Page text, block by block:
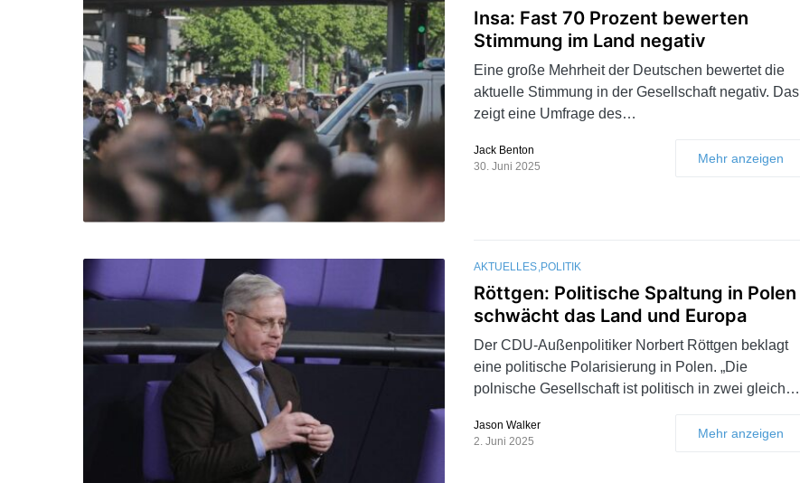
Insa: Fast 70 Prozent bewerten
Stimmung im Land negativ
Eine große Mehrheit der Deutschen bewertet die
aktuelle Stimmung in der Gesellschaft negativ. Das
zeigt eine Umfrage des…
Jack Benton
30. Juni 2025
Mehr anzeigen
AKTUELLES POLITIK
Röttgen: Politische Spaltung in Polen
schwächt das Land und Europa
Der CDU-Außenpolitiker Norbert Röttgen beklagt
eine politische Polarisierung in Polen. „Die
polnische Gesellschaft ist politisch in zwei gleich…
Jason Walker
2. Juni 2025
Mehr anzeigen